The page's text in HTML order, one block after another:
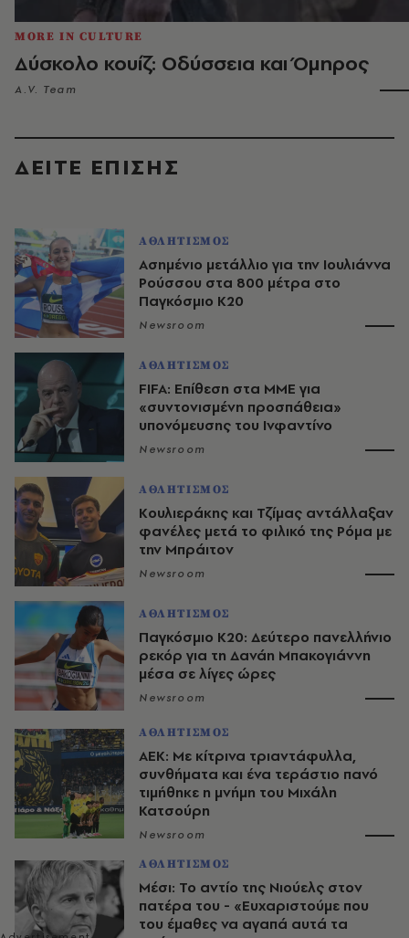
MORE IN CULTURE
Δύσκολο κουίζ: Οδύσσεια και Όμηρος
A.V. Team
ΔΕΙΤΕ ΕΠΙΣΗΣ
ΑΘΛΗΤΙΣΜΟΣ
Ασημένιο μετάλλιο για την Ιουλιάννα
Ρούσσου στα 800 μέτρα στο
Παγκόσμιο Κ20
Newsroom
ΑΘΛΗΤΙΣΜΟΣ
FIFA: Επίθεση στα ΜΜΕ για
«συντονισμένη προσπάθεια»
υπονόμευσης του Ινφαντίνο
Newsroom
ΑΘΛΗΤΙΣΜΟΣ
Κουλιεράκης και Τζίμας αντάλλαξαν
φανέλες μετά το φιλικό της Ρόμα με
την Μπράιτον
Newsroom
ΑΘΛΗΤΙΣΜΟΣ
Παγκόσμιο Κ20: Δεύτερο πανελλήνιο
ρεκόρ για τη Δανάη Μπακογιάννη
μέσα σε λίγες ώρες
Newsroom
ΑΘΛΗΤΙΣΜΟΣ
ΑΕΚ: Με κίτρινα τριαντάφυλλα,
συνθήματα και ένα τεράστιο πανό
τιμήθηκε η μνήμη του Μιχάλη
Κατσούρη
Newsroom
ΑΘΛΗΤΙΣΜΟΣ
Μέσι: Το αντίο της Νιούελς στον
πατέρα του - «Ευχαριστούμε που
του έμαθες να αγαπά αυτά τα